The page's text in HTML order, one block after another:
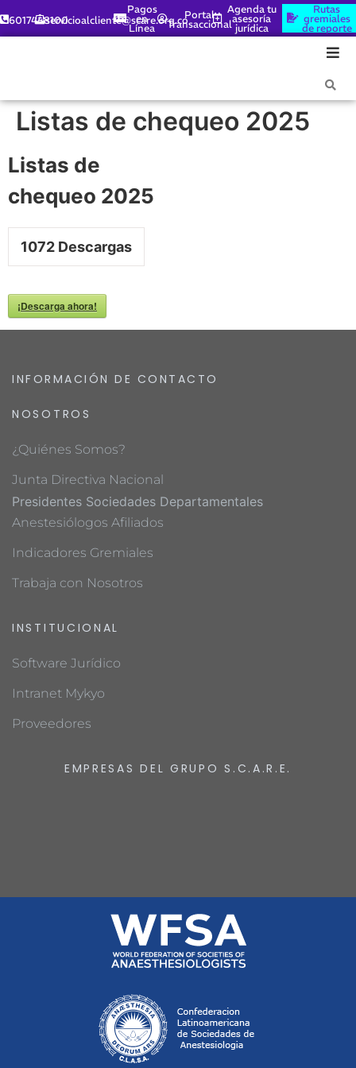
6017448100servicioalcliente@scare.org.co
Pagos
en
Línea
Portal
Transaccional
Agenda tu
asesoría
jurídica
Rutas
gremiales
de reporte
Listas de chequeo 2025
Listas de
chequeo 2025
1072 Descargas
¡Descarga ahora!
INFORMACIÓN DE CONTACTO
NOSOTROS
¿Quiénes Somos?
Junta Directiva Nacional
Presidentes Sociedades Departamentales
Anestesiólogos Afiliados
Indicadores Gremiales
Trabaja con Nosotros
INSTITUCIONAL
Software Jurídico
Intranet Mykyo
Proveedores
EMPRESAS DEL GRUPO S.C.A.R.E.